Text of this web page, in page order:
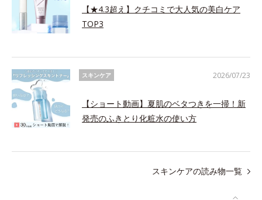
【★4.3超え】クチコミで大人気の美白ケア
TOP3
スキンケア
【ショート動画】夏肌のベタつきを一掃！新
発売のふきとり化粧水の使い方
2026/07/23
スキンケアの読み物一覧